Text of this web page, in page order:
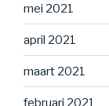
mei 2021
april 2021
maart 2021
februari 2021